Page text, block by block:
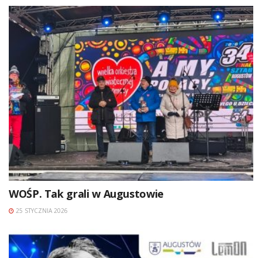
WOŚP. Tak grali w Augustowie
25 STYCZNIA 2026